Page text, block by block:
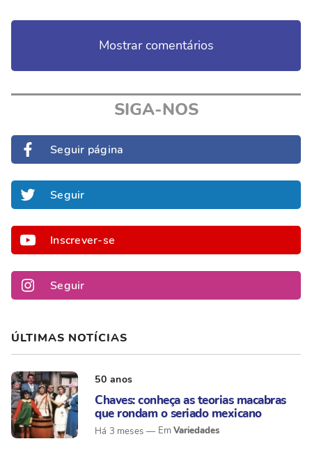
Mostrar comentários
SIGA-NOS
Seguir página
Seguir
Inscrever-se
Seguir
ÚLTIMAS NOTÍCIAS
50 anos
Chaves: conheça as teorias macabras
que rondam o seriado mexicano
Há 3 meses Variedades